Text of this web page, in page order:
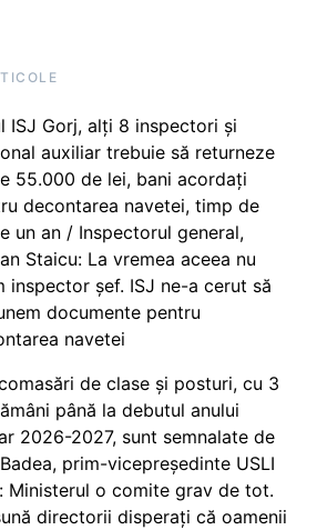
ISJ Gorj, alți 8 inspectori și
auxiliar trebuie să returneze
55.000 de lei, bani acordați
decontarea navetei, timp de
un an / Inspectorul general,
Staicu: La vremea aceea nu
inspector șef. ISJ ne-a cerut să
documente pentru
navetei
de clase și posturi, cu 3
până la debutul anului
2026-2027, sunt semnalate de
prim-vicepreședinte USLI
Ministerul o comite grav de tot.
directorii disperați că oamenii